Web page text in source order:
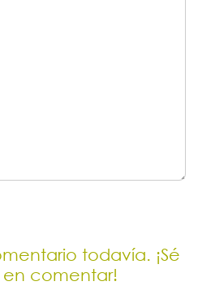
todavía. ¡Sé
en comentar!